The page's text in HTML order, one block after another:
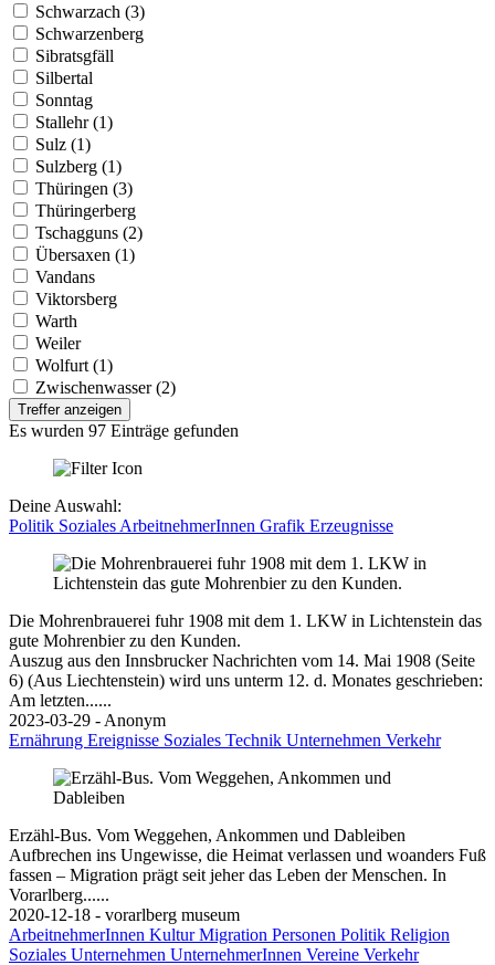
Schwarzach (3)
Schwarzenberg
Sibratsgfäll
Silbertal
Sonntag
Stallehr (1)
Sulz (1)
Sulzberg (1)
Thüringen (3)
Thüringerberg
Tschagguns (2)
Übersaxen (1)
Vandans
Viktorsberg
Warth
Weiler
Wolfurt (1)
Zwischenwasser (2)
Treffer anzeigen
Es wurden 97 Einträge gefunden
Deine Auswahl:
Politik Soziales ArbeitnehmerInnen Grafik Erzeugnisse
Die Mohrenbrauerei fuhr 1908 mit dem 1. LKW in Lichtenstein das
gute Mohrenbier zu den Kunden.
Auszug aus den Innsbrucker Nachrichten vom 14. Mai 1908 (Seite
6) (Aus Liechtenstein) wird uns unterm 12. d. Monates geschrieben:
Am letzten......
2023-03-29 - Anonym
Ernährung Ereignisse Soziales Technik Unternehmen Verkehr
Erzähl-Bus. Vom Weggehen, Ankommen und Dableiben
Aufbrechen ins Ungewisse, die Heimat verlassen und woanders Fuß
fassen – Migration prägt seit jeher das Leben der Menschen. In
Vorarlberg......
2020-12-18 - vorarlberg museum
ArbeitnehmerInnen KulturMigration Personen Politik Religion
Soziales Unternehmen UnternehmerInnen Vereine Verkehr